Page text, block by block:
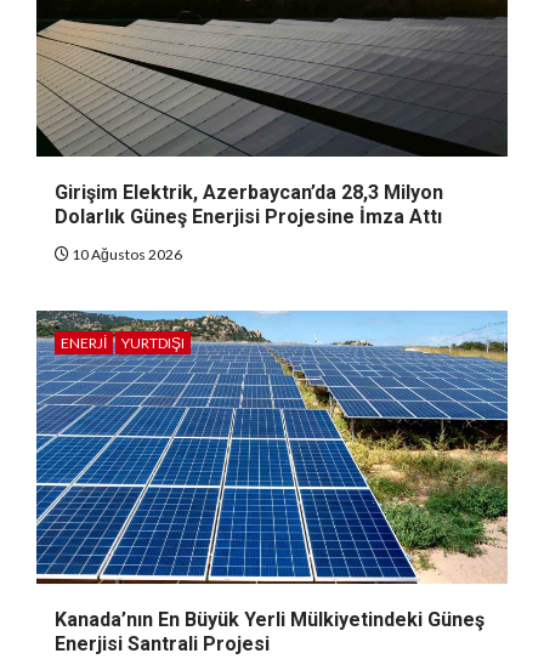
Girişim Elektrik, Azerbaycan’da 28,3 Milyon
Dolarlık Güneş Enerjisi Projesine İmza Attı
10 Ağustos 2026
ENERJI YURTDIŞI
Kanada’nın En Büyük Yerli Mülkiyetindeki Güneş
Enerjisi Santrali Projesi